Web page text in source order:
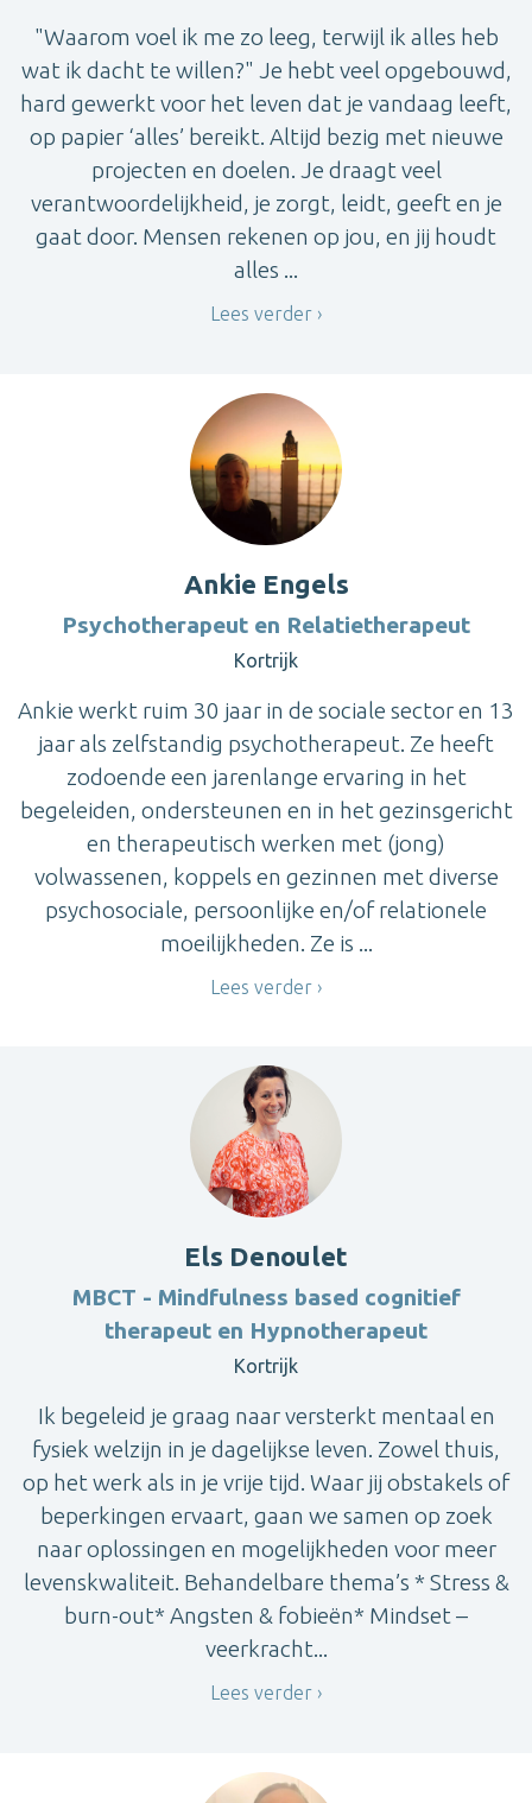
"Waarom voel ik me zo leeg, terwijl ik alles heb
wat ik dacht te willen?" Je hebt veel opgebouwd,
hard gewerkt voor het leven dat je vandaag leeft,
op papier ‘alles’ bereikt. Altijd bezig met nieuwe
projecten en doelen. Je draagt veel
verantwoordelijkheid, je zorgt, leidt, geeft en je
gaat door. Mensen rekenen op jou, en jij houdt
alles ...
Lees verder
Ankie Engels
Psychotherapeut en Relatietherapeut
Kortrijk
Ankie werkt ruim 30 jaar in de sociale sector en 13
jaar als zelfstandig psychotherapeut. Ze heeft
zodoende een jarenlange ervaring in het
begeleiden, ondersteunen en in het gezinsgericht
en therapeutisch werken met (jong)
volwassenen, koppels en gezinnen met diverse
psychosociale, persoonlijke en/of relationele
moeilijkheden. Ze is ...
Lees verder
Els Denoulet
MBCT - Mindfulness based cognitief
therapeut en Hypnotherapeut
Kortrijk
Ik begeleid je graag naar versterkt mentaal en
fysiek welzijn in je dagelijkse leven. Zowel thuis,
op het werk als in je vrije tijd. Waar jij obstakels of
beperkingen ervaart, gaan we samen op zoek
naar oplossingen en mogelijkheden voor meer
levenskwaliteit. Behandelbare thema’s * Stress &
burn-out* Angsten & fobieën* Mindset –
veerkracht...
Lees verder